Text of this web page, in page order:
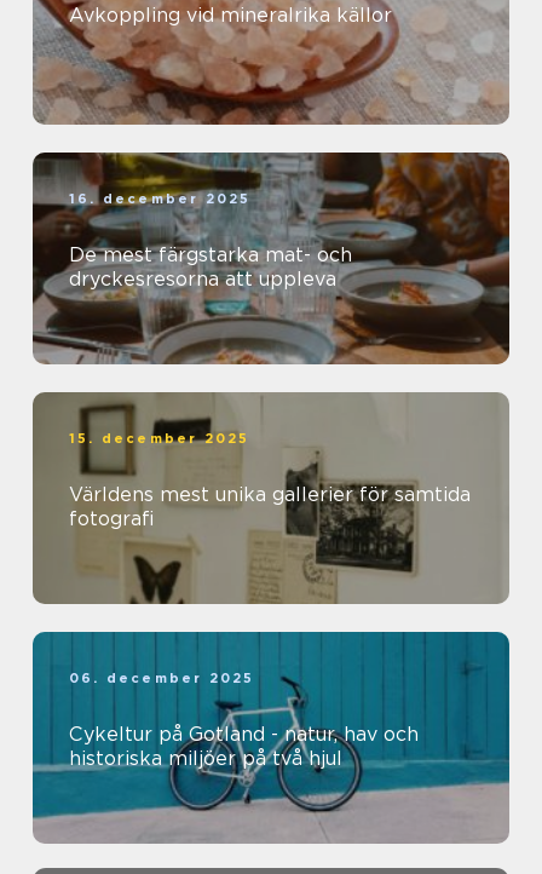
Avkoppling vid mineralrika källor
16. december 2025
De mest färgstarka mat- och
dryckesresorna att uppleva
15. december 2025
Världens mest unika gallerier för samtida
fotografi
06. december 2025
Cykeltur på Gotland - natur, hav och
historiska miljöer på två hjul